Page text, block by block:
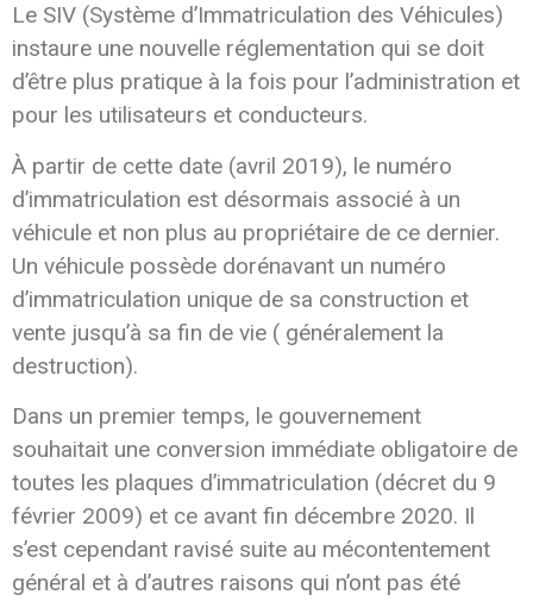
Le SIV (Système d’Immatriculation des Véhicules)
instaure une nouvelle réglementation qui se doit
d’être plus pratique à la fois pour l’administration et
pour les utilisateurs et conducteurs.
À partir de cette date (avril 2019), le numéro
d’immatriculation est désormais associé à un
véhicule et non plus au propriétaire de ce dernier.
Un véhicule possède dorénavant un numéro
d’immatriculation unique de sa construction et
vente jusqu’à sa fin de vie ( généralement la
destruction).
Dans un premier temps, le gouvernement
souhaitait une conversion immédiate obligatoire de
toutes les plaques d’immatriculation (décret du 9
février 2009) et ce avant fin décembre 2020. Il
s’est cependant ravisé suite au mécontentement
général et à d’autres raisons qui n’ont pas été